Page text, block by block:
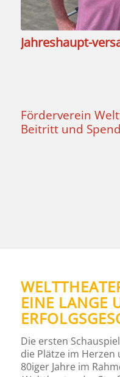
Jahreshaupt-
Förderverein
Beitritt und
INE LANGE
Die ersten
die Plätze im
80iger Jahre im